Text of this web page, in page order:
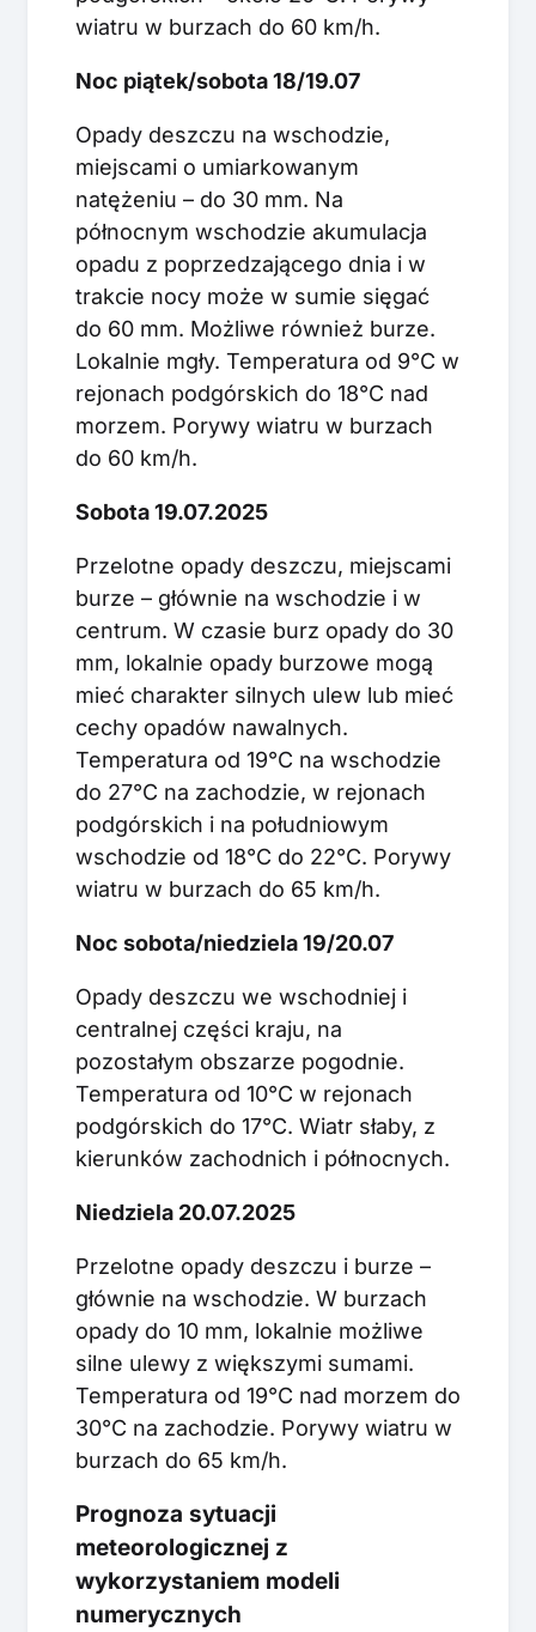
wiatru w burzach do 60 km/h.
Noc piątek/sobota 18/19.07
Opady deszczu na wschodzie,
miejscami o umiarkowanym
natężeniu – do 30 mm. Na
północnym wschodzie akumulacja
opadu z poprzedzającego dnia i w
trakcie nocy może w sumie sięgać
do 60 mm. Możliwe również burze.
Lokalnie mgły. Temperatura od 9°C w
rejonach podgórskich do 18°C nad
morzem. Porywy wiatru w burzach
do 60 km/h.
Sobota 19.07.2025
Przelotne opady deszczu, miejscami
burze – głównie na wschodzie i w
centrum. W czasie burz opady do 30
mm, lokalnie opady burzowe mogą
mieć charakter silnych ulew lub mieć
cechy opadów nawalnych.
Temperatura od 19°C na wschodzie
do 27°C na zachodzie, w rejonach
podgórskich i na południowym
wschodzie od 18°C do 22°C. Porywy
wiatru w burzach do 65 km/h.
Noc sobota/niedziela 19/20.07
Opady deszczu we wschodniej i
centralnej części kraju, na
pozostałym obszarze pogodnie.
Temperatura od 10°C w rejonach
podgórskich do 17°C. Wiatr słaby, z
kierunków zachodnich i północnych.
Niedziela 20.07.2025
Przelotne opady deszczu i burze –
głównie na wschodzie. W burzach
opady do 10 mm, lokalnie możliwe
silne ulewy z większymi sumami.
Temperatura od 19°C nad morzem do
30°C na zachodzie. Porywy wiatru w
burzach do 65 km/h.
Prognoza sytuacji
meteorologicznej z
wykorzystaniem modeli
numerycznych